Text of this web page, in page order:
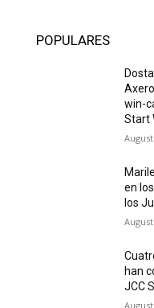
POPULARES
win-
Start
en
los
han
JCC